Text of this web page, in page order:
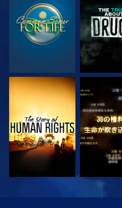
観る 観る
観る 観る